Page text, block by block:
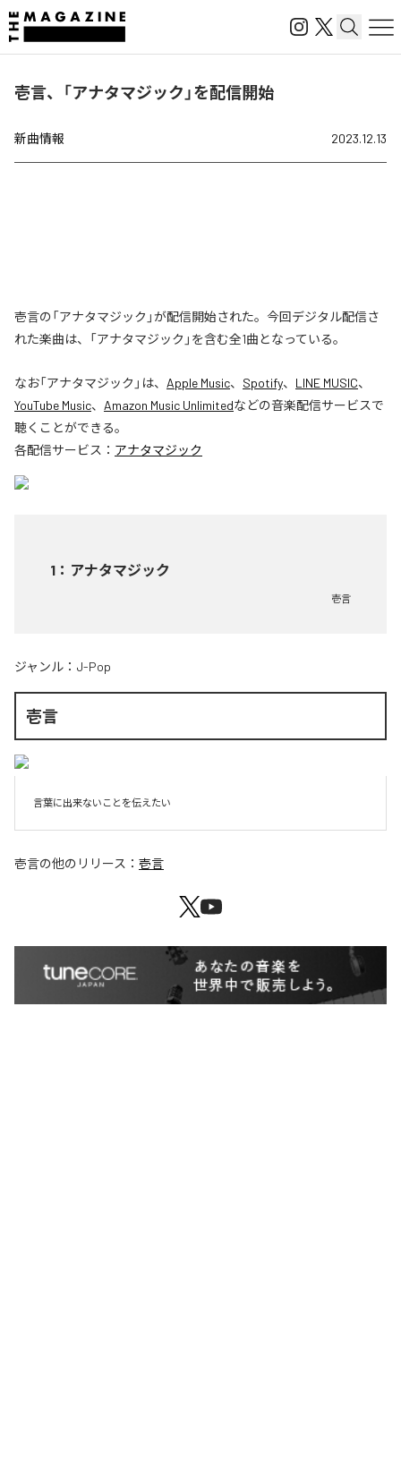
壱言、「アナタマジック」を配信開始
新曲情報 2023.12.13
壱言の「アナタマジック」が配信開始された。今回デジタル配信さ
れた楽曲は、「アナタマジック」を含む全1曲となっている。
なお「アナタマジック 」は、 Apple Music、 Spotify、 LINE MUSIC、
YouTube Music、 Amazon Music Unlimitedなどの音楽配信サービスで
聴くことができる。
各配信サービス： アナタマジック
1 ： アナタマジック
壱言
ジャンル： J-Pop
壱言
言葉に出来ないことを伝えたい
壱言の他のリリース： 壱言